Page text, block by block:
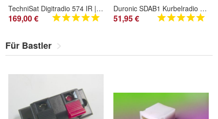
TechniSat Digitradio 574 IR | Stereo DAB+ Internetradio mit Bluetooth
169,00 €
Duronic SDAB1 Kurbelradio Solar Notfall DAB FM Radio Bluetooth Lautsprecher LED
51,95 €
Für Bastler